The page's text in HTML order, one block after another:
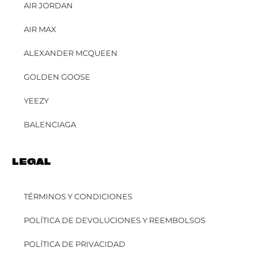
AIR JORDAN
AIR MAX
ALEXANDER MCQUEEN
GOLDEN GOOSE
YEEZY
BALENCIAGA
LEGAL
TÉRMINOS Y CONDICIONES
POLÍTICA DE DEVOLUCIONES Y REEMBOLSOS
POLÍTICA DE PRIVACIDAD